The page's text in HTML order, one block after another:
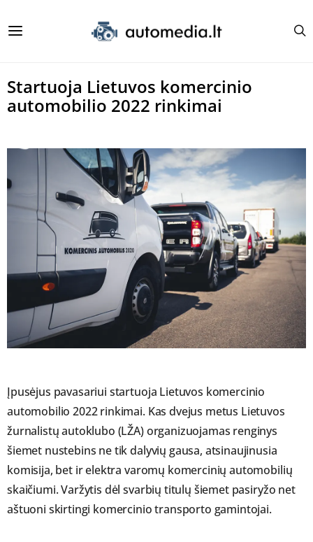
Startuoja Lietuvos komercinio
automobilio 2022 rinkimai
Įpusėjus pavasariui startuoja Lietuvos komercinio
automobilio 2022 rinkimai. Kas dvejus metus Lietuvos
žurnalistų autoklubo (LŽA) organizuojamas renginys
šiemet nustebins ne tik dalyvių gausa, atsinaujinusia
komisija, bet ir elektra varomų komercinių automobilių
skaičiumi. Varžytis dėl svarbių titulų šiemet pasiryžo net
aštuoni skirtingi komercinio transporto gamintojai.